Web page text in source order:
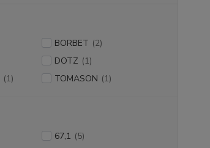
BORBET (2)
DOTZ (1)
(1) TOMASON (1)
67,1 (5)